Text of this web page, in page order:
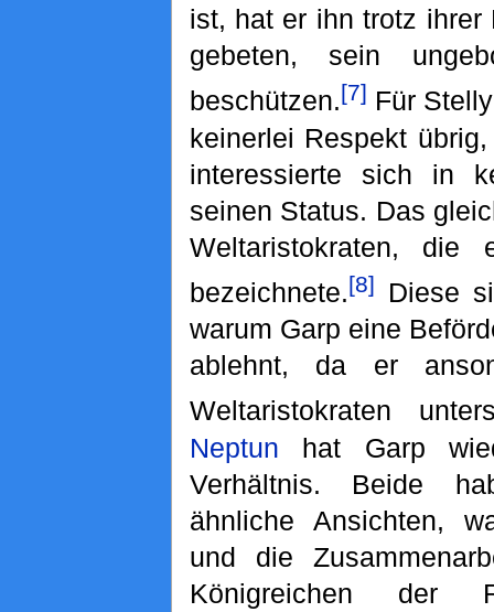
ist, hat er ihn trotz ihrer
gebeten, sein
beschützen.[7] Für
keinerlei Respekt
interessierte sich in
seinen Status. Das
Weltaristokraten, die
bezeichnete.[8]
Diese
warum Garp eine
ablehnt, da er
Weltaristokraten
Neptun hat Garp
Verhältnis. Beide
ähnliche Ansichten,
und die
Königreichen der